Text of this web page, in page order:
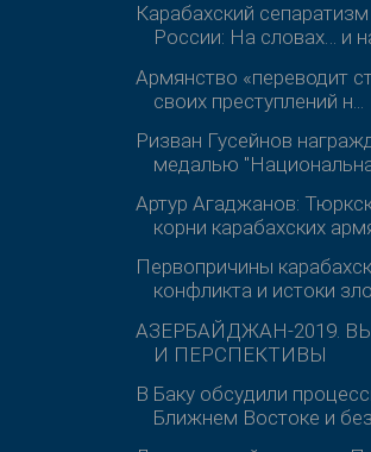
Карабахский сепаратизм
России: На словах… и
Армянство «переводит
своих преступлений н...
Ризван Гусейнов
медалью
Артур Агаджанов:
корни карабахских
Первопричины
конфликта и истоки
АЗЕРБАЙДЖАН-2019.
И ПЕРСПЕКТИВЫ
В Баку обсудили
Ближнем Востоке и